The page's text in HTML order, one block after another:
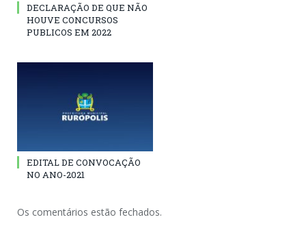
DECLARAÇÃO DE QUE NÃO
HOUVE CONCURSOS
PUBLICOS EM 2022
EDITAL DE CONVOCAÇÃO
NO ANO-2021
Os comentários estão fechados.